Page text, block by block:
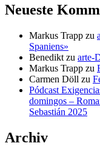
Neueste
Markus Trapp zu
Spaniens»
Benedikt zu arte-
Markus Trapp zu
Carmen Döll zu
Pódcast
domingos –
Sebastián 2025
Archiv